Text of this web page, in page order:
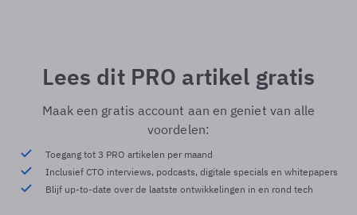
Lees dit PRO artikel gratis
Maak een gratis account aan en geniet van alle
voordelen:
Toegang tot 3 PRO artikelen per maand
Inclusief CTO interviews, podcasts, digitale specials en whitepapers
Blijf up-to-date over de laatste ontwikkelingen in en rond tech